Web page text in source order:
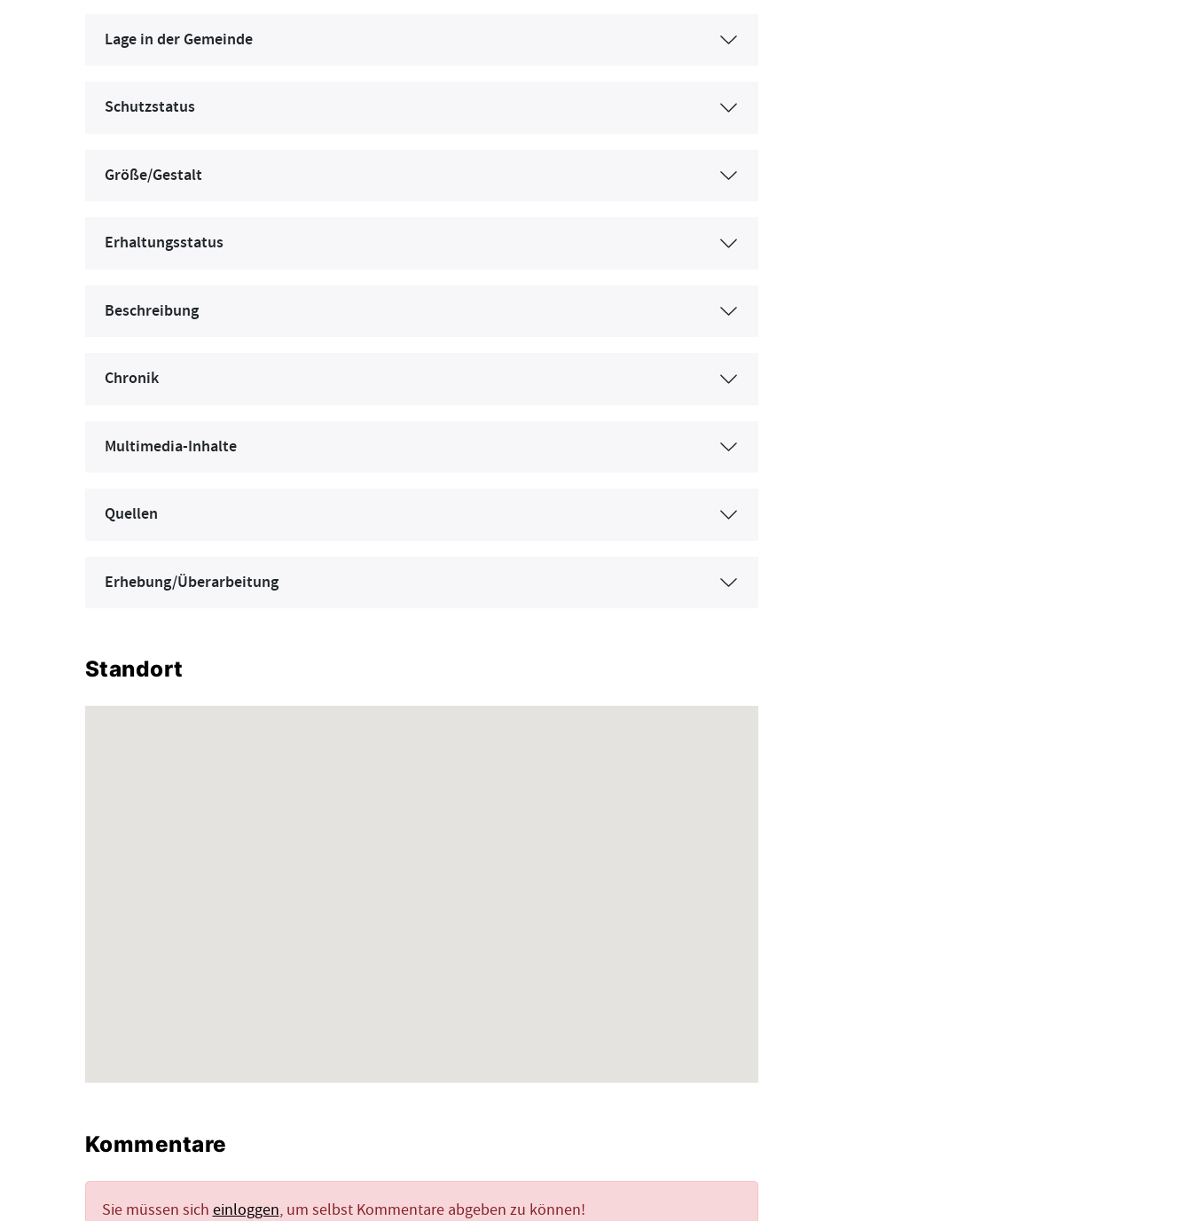
Lage in der Gemeinde
Schutzstatus
Größe/Gestalt
Erhaltungsstatus
Beschreibung
Chronik
Multimedia-Inhalte
Quellen
Erhebung/Überarbeitung
Standort
Kommentare
Sie müssen sich einloggen, um selbst Kommentare abgeben zu können!